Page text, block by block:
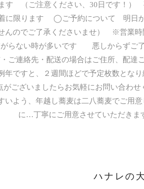
す （ご注意ください、30日です！）
に限ります ◯ご予約について 明日か
んのでご了承くださいませ） ※営業
がらない時が多いです 悪しからずご
ご連絡先・配送の場合はご住所、配
年ですと、２週間ほどで予定枚数とな
がございましたらお気軽にお問い合わ
いよう、年越し蕎麦は二八蕎麦でご用
に…丁寧にご用意させていただきま
ハナレの